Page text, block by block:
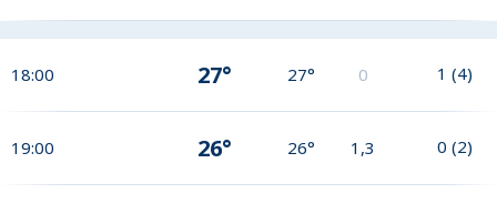
18:00 27° 27° 0 1 (4)
19:00 26° 26° 1,3 0 (2)